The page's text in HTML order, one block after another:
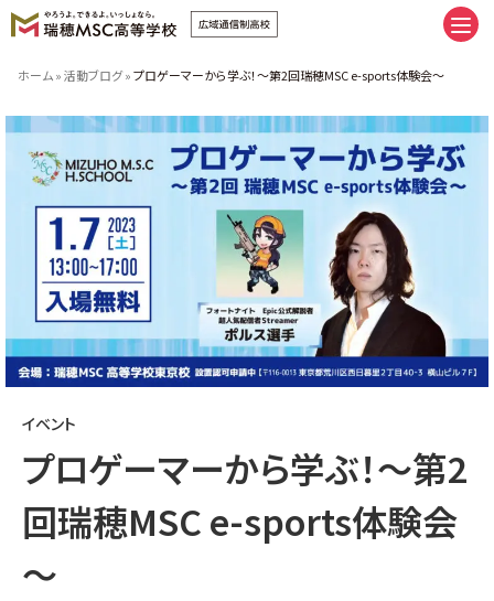
卒業へまっすぐ。未来にまっしぐら
卒業へまっすぐ。未来にまっしぐら
通学コース｜私だけの時間割
ネットコース｜私だけの時間割
手厚いサポート | スクーリング
推しプログラム＆サポート8
友だち、つくろうぜ。
（イベント | 部活 | FAMcampus | 制服）
瑞穂MSCの施設紹介
みんなの学習ベース。（キャンパス
瑞穂MSCへ入学しよう。
新入学・転編入の流れ
特別奨学生制度学費サポート
授業料追納制度
卒業生・在校生の声
お知らせ・ブログ
ホーム»活動ブログ»プロゲーマーから学ぶ！～第2回瑞穂MSC e-sports体験会～
イベント
プロゲーマーから学ぶ！～第2
回瑞穂MSC e-sports体験会
～